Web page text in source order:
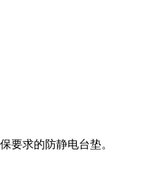
要求的防静电台垫。